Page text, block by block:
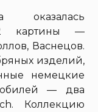
оказалась
картины —
Васнецов.
изделий,
немецкие
— два
Коллекцию